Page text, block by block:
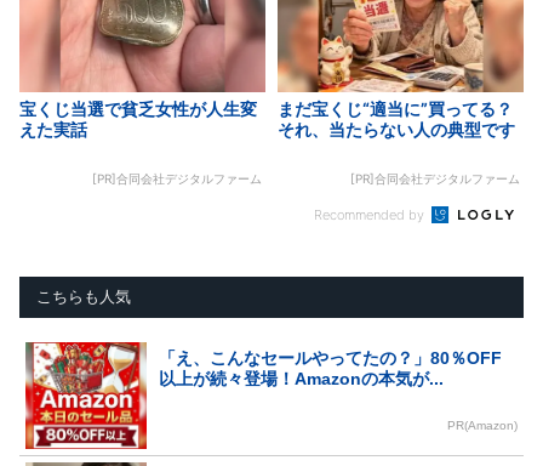
宝くじ当選で貧乏女性が人生変
えた実話
[PR]合同会社デジタルファーム
まだ宝くじ“適当に”買ってる？
それ、当たらない人の典型です
[PR]合同会社デジタルファーム
Recommended by
こちらも人気
「え、こんなセールやってたの？」80％OFF
以上が続々登場！Amazonの本気が...
PR(Amazon)